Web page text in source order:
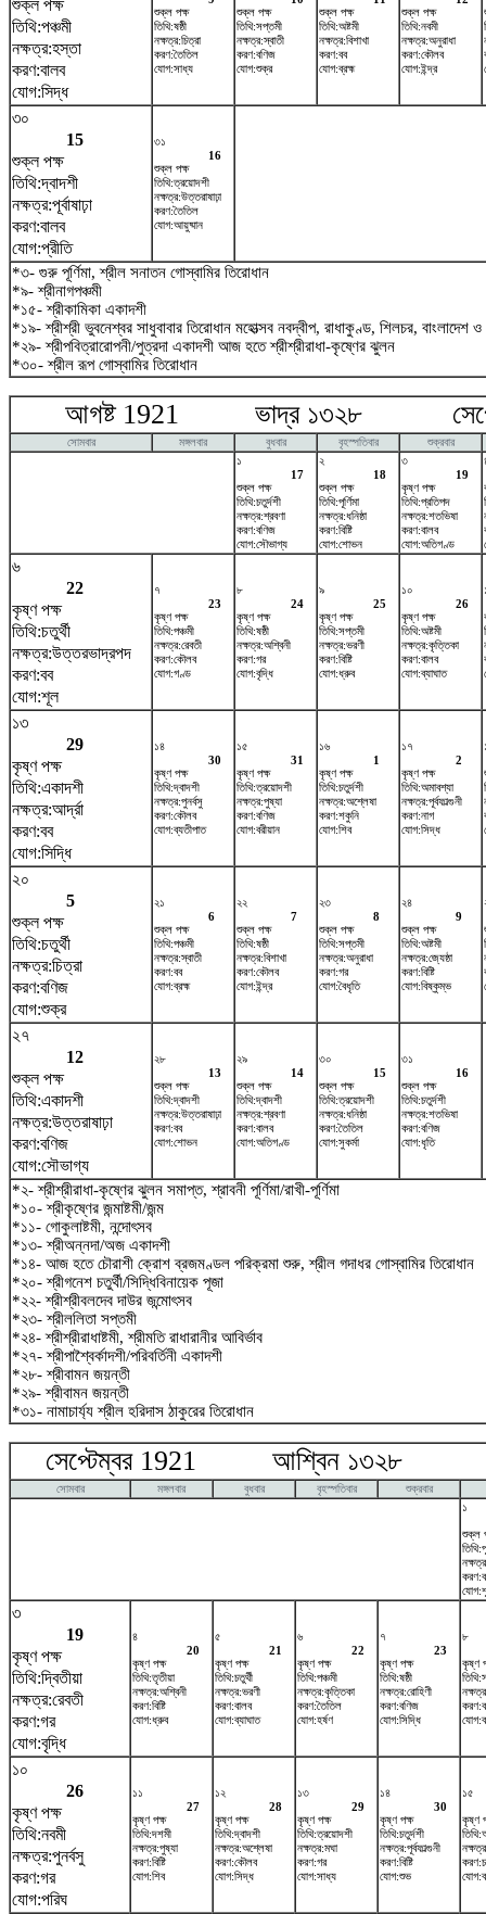
শুক্ল পক্ষ
তিথি:পঞ্চমী
নক্ষত্র:হস্তা
করণ:বালব
যোগ:সিদ্ধ
শুক্ল পক্ষ
তিথি:ষষ্ঠী
নক্ষত্র:চিত্রা
করণ:তৈতিল
যোগ:সাধ্য
শুক্ল পক্ষ
তিথি:সপ্তমী
নক্ষত্র:স্বাতী
করণ:বণিজ
যোগ:শুক্র
শুক্ল পক্ষ
তিথি:অষ্টমী
নক্ষত্র:বিশাখা
করণ:বব
যোগ:ব্রহ্ম
শুক্ল পক্ষ
তিথি:নবমী
নক্ষত্র:অনুরাধা
করণ:কৌলব
যোগ:ইন্দ্র
৩০
15
শুক্ল পক্ষ
তিথি:দ্বাদশী
নক্ষত্র:পূর্বাষাঢ়া
করণ:বালব
যোগ:প্রীতি
৩১
16
শুক্ল পক্ষ
তিথি:ত্রয়োদশী
নক্ষত্র:উত্তরাষাঢ়া
করণ:তৈতিল
যোগ:আয়ুষ্মান
*৩- গুরু পূর্ণিমা, শ্রীল সনাতন গোস্বামির তিরোধান
*৯- শ্রীনাগপঞ্চমী
*১৫- শ্রীকামিকা একাদশী
*১৯- শ্রীশ্রী ভুবনেশ্বর সাধুবাবার তিরোধান মহোত্সব নবদ্বীপ, রাধাকুণ্ড, শিলচর, বাংলাদেশ
*২৯- শ্রীপবিত্রারোপনী/পুত্রদা একাদশী আজ হতে শ্রীশ্রীরাধা-কৃষ্ণের ঝুলন
*৩০- শ্রীল রূপ গোস্বামির তিরোধান
আগষ্ট 1921 ভাদ্র ১৩২৮
সোমবার মঙ্গলবার বুধবার বৃহস্পতিবার
শুক্রবার
১
17
শুক্ল পক্ষ
তিথি:চতুর্দশী
নক্ষত্র:শ্রবণা
করণ:বণিজ
যোগ:সৌভাগ্য
২
18
শুক্ল পক্ষ
তিথি:পূর্ণিমা
নক্ষত্র:ধনিষ্ঠা
করণ:বিষ্টি
যোগ:শোভন
৩
19
কৃষ্ণ পক্ষ
তিথি:প্রতিপদ
নক্ষত্র:শতভিষ‌া
করণ:বালব
যোগ:অতিগণ্ড
৬
22
কৃষ্ণ পক্ষ
তিথি:চতুর্থী
নক্ষত্র:উত্তরভাদ্রপদ
করণ:বব
যোগ:শূল
৭
23
কৃষ্ণ পক্ষ
তিথি:পঞ্চমী
নক্ষত্র:রেবতী
করণ:কৌলব
যোগ:গণ্ড
৮
24
কৃষ্ণ পক্ষ
তিথি:ষষ্ঠী
নক্ষত্র:অশ্বিনী
করণ:গর
যোগ:বৃদ্ধি
৯
25
কৃষ্ণ পক্ষ
তিথি:সপ্তমী
নক্ষত্র:ভরণী
করণ:বিষ্টি
যোগ:ধ্রুব
১০
26
কৃষ্ণ পক্ষ
তিথি:অষ্টমী
নক্ষত্র:কৃত্তিকা
করণ:বালব
যোগ:ব্যাঘাত
১৩
29
কৃষ্ণ পক্ষ
তিথি:একাদশী
নক্ষত্র:আর্দ্রা
করণ:বব
যোগ:সিদ্ধি
১৪
30
কৃষ্ণ পক্ষ
তিথি:দ্বাদশী
নক্ষত্র:পুনর্বসু
করণ:কৌলব
যোগ:ব্যতীপাত
১৫
31
কৃষ্ণ পক্ষ
তিথি:ত্রয়োদশী
নক্ষত্র:পুষ্যা
করণ:বণিজ
যোগ:বরীয়ান
১৬
1
কৃষ্ণ পক্ষ
তিথি:চতুর্দশী
নক্ষত্র:অশ্লেষা
করণ:শকুনি
যোগ:শিব
১৭
2
কৃষ্ণ পক্ষ
তিথি:অমাবশ্যা
নক্ষত্র:পূর্বফাল্গুনী
করণ:নাগ
যোগ:সিদ্ধ
২০
5
শুক্ল পক্ষ
তিথি:চতুর্থী
নক্ষত্র:চিত্রা
করণ:বণিজ
যোগ:শুক্র
২১
6
শুক্ল পক্ষ
তিথি:পঞ্চমী
নক্ষত্র:স্বাতী
করণ:বব
যোগ:ব্রহ্ম
২২
7
শুক্ল পক্ষ
তিথি:ষষ্ঠী
নক্ষত্র:বিশাখা
করণ:কৌলব
যোগ:ইন্দ্র
২৩
8
শুক্ল পক্ষ
তিথি:সপ্তমী
নক্ষত্র:অনুরাধা
করণ:গর
যোগ:বৈধৃতি
২৪
9
শুক্ল পক্ষ
তিথি:অষ্টমী
নক্ষত্র:জ্যেষ্ঠা
করণ:বিষ্টি
যোগ:বিষ্কুম্ভ
২৭
12
শুক্ল পক্ষ
তিথি:একাদশী
নক্ষত্র:উত্তরাষাঢ়া
করণ:বণিজ
যোগ:সৌভাগ্য
২৮
13
শুক্ল পক্ষ
তিথি:দ্বাদশী
নক্ষত্র:উত্তরাষাঢ়া
করণ:বব
যোগ:শোভন
২৯
14
শুক্ল পক্ষ
তিথি:দ্বাদশী
নক্ষত্র:শ্রবণা
করণ:বালব
যোগ:অতিগণ্ড
৩০
15
শুক্ল পক্ষ
তিথি:ত্রয়োদশী
নক্ষত্র:ধনিষ্ঠা
করণ:তৈতিল
যোগ:সুকর্মা
৩১
16
শুক্ল পক্ষ
তিথি:চতুর্দশী
নক্ষত্র:শতভিষ‌া
করণ:বণিজ
যোগ:ধৃতি
*২- শ্রীশ্রীরাধা-কৃষ্ণের ঝুলন সমাপ্ত, শ্রাবনী পূর্ণিমা/রাখী-পূর্ণিমা
*১০- শ্রীকৃষ্ণের জন্মাষ্টমী/জন্ম
*১১- গোকুলাষ্টমী, নন্দোৎসব
*১৩- শ্রীঅন্নদা/অজ একাদশী
*১৪- আজ হতে চৌরাশী ক্রোশ ব্রজমণ্ডল পরিক্রমা শুরু, শ্রীল গদাধর গোস্বামির তিরোধান
*২০- শ্রীগনেশ চতুর্থী/সিদ্ধিবিনায়েক পূজা
*২২- শ্রীশ্রীবলদেব দাউর জন্মোৎসব
*২৩- শ্রীললিতা সপ্তমী
*২৪- শ্রীশ্রীরাধাষ্টমী, শ্রীমতি রাধারানীর আবির্ভাব
*২৭- শ্রীপাশ্বৈর্কাদশী/পরিবর্তিনী একাদশী
*২৮- শ্রীবামন জয়ন্তী
*২৯- শ্রীবামন জয়ন্তী
*৩১- নামাচার্য্য শ্রীল হরিদাস ঠাকুরের তিরোধান
সেপ্টেম্বর 1921 আশ্বিন ১৩২৮
সোমবার মঙ্গলবার বুধবার বৃহস্পতিবার
শুক্রবার
১
শুক্ল
৩
19
কৃষ্ণ পক্ষ
তিথি:দ্বিতীয়া
নক্ষত্র:রেবতী
করণ:গর
যোগ:বৃদ্ধি
৪
20
কৃষ্ণ পক্ষ
তিথি:তৃতীয়া
নক্ষত্র:অশ্বিনী
করণ:বিষ্টি
যোগ:ধ্রুব
৫
21
কৃষ্ণ পক্ষ
তিথি:চতুর্থী
নক্ষত্র:ভরণী
করণ:বালব
যোগ:ব্যাঘাত
৬
22
কৃষ্ণ পক্ষ
তিথি:পঞ্চমী
নক্ষত্র:কৃত্তিকা
করণ:তৈতিল
যোগ:হর্ষণ
৭
23
কৃষ্ণ পক্ষ
তিথি:ষষ্ঠী
নক্ষত্র:রোহিণী
করণ:বণিজ
যোগ:সিদ্ধি
৮
কৃষ্ণ
১০
26
কৃষ্ণ পক্ষ
তিথি:নবমী
নক্ষত্র:পুনর্বসু
করণ:গর
যোগ:পরিঘ
১১
27
কৃষ্ণ পক্ষ
তিথি:দশমী
নক্ষত্র:পুষ্যা
করণ:বিষ্টি
যোগ:শিব
১২
28
কৃষ্ণ পক্ষ
তিথি:দ্বাদশী
নক্ষত্র:অশ্লেষা
করণ:কৌলব
যোগ:সিদ্ধ
১৩
29
কৃষ্ণ পক্ষ
তিথি:ত্রয়োদশী
নক্ষত্র:মঘা
করণ:গর
যোগ:সাধ্য
১৪
30
কৃষ্ণ পক্ষ
তিথি:চতুর্দশী
নক্ষত্র:পূর্বফাল্গুনী
করণ:বিষ্টি
যোগ:শুভ
১৫
কৃষ্ণ